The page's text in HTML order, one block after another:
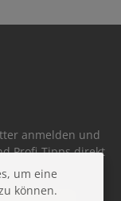
anmelden und
Profi-Tipps direkt
um eine
können.